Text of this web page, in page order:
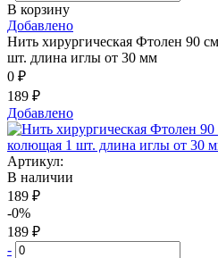
В корзину
Добавлено
Нить хирургическая Фтолен 90
шт. длина иглы от 30 мм
0 ₽
189 ₽
Добавлено
Артикул:
В наличии
189 ₽
-0%
189 ₽
-